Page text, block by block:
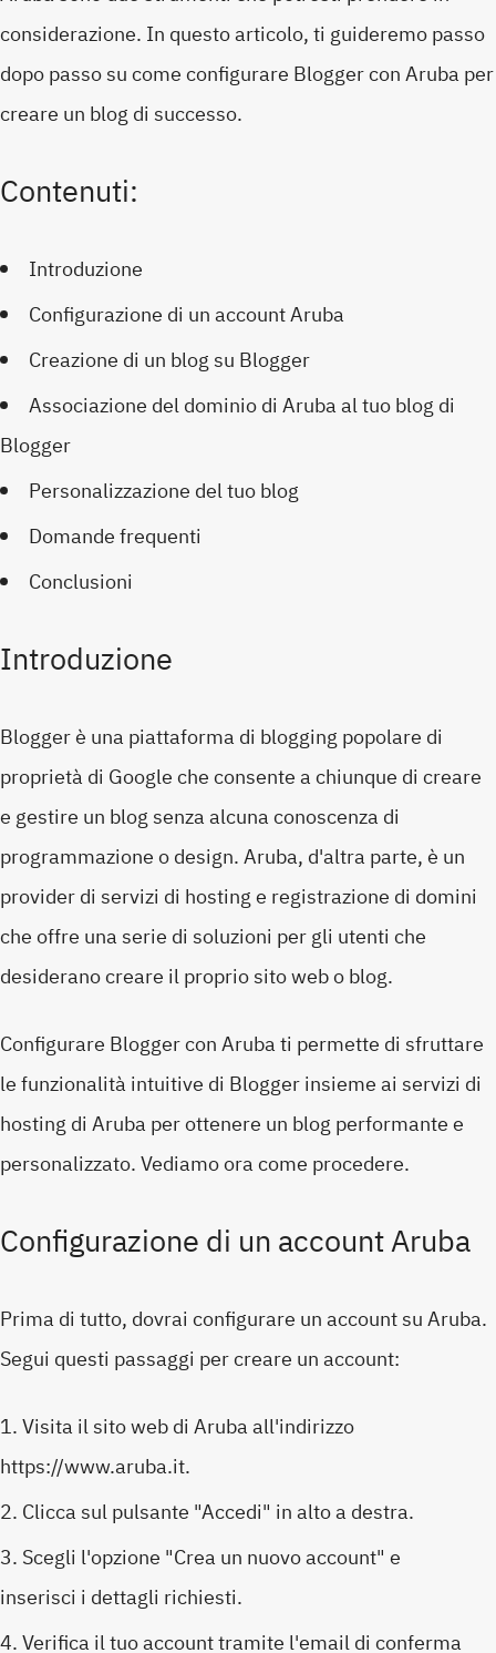
considerazione. In questo articolo, ti guideremo passo
dopo passo su come configurare Blogger con Aruba per
creare un blog di successo.
Contenuti:
Introduzione
Configurazione di un account Aruba
Creazione di un blog su Blogger
Associazione del dominio di Aruba al tuo blog di
Blogger
Personalizzazione del tuo blog
Domande frequenti
Conclusioni
Introduzione
Blogger è una piattaforma di blogging popolare di
proprietà di Google che consente a chiunque di creare
e gestire un blog senza alcuna conoscenza di
programmazione o design. Aruba, d'altra parte, è un
provider di servizi di hosting e registrazione di domini
che offre una serie di soluzioni per gli utenti che
desiderano creare il proprio sito web o blog.
Configurare Blogger con Aruba ti permette di sfruttare
le funzionalità intuitive di Blogger insieme ai servizi di
hosting di Aruba per ottenere un blog performante e
personalizzato. Vediamo ora come procedere.
Configurazione di un account Aruba
Prima di tutto, dovrai configurare un account su Aruba.
Segui questi passaggi per creare un account:
Visita il sito web di Aruba all'indirizzo
https://www.aruba.it.
Clicca sul pulsante "Accedi" in alto a destra.
Scegli l'opzione "Crea un nuovo account" e
inserisci i dettagli richiesti.
Verifica il tuo account tramite l'email di conferma